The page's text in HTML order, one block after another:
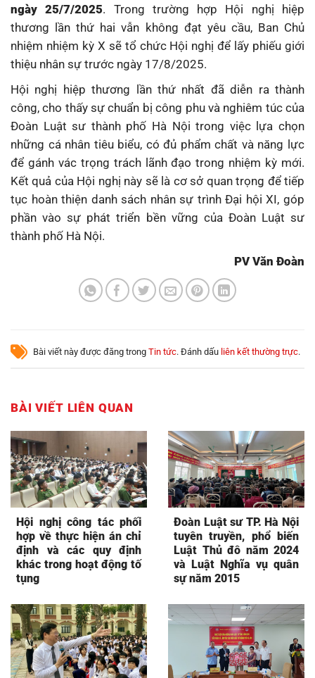
ngày 25/7/2025. Trong trường hợp Hội nghị hiệp
thương lần thứ hai vẫn không đạt yêu cầu, Ban Chủ
nhiệm nhiệm kỳ X sẽ tổ chức Hội nghị để lấy phiếu giới
thiệu nhân sự trước ngày 17/8/2025.
Hội nghị hiệp thương lần thứ nhất đã diễn ra thành
công, cho thấy sự chuẩn bị công phu và nghiêm túc của
Đoàn Luật sư thành phố Hà Nội trong việc lựa chọn
những cá nhân tiêu biểu, có đủ phẩm chất và năng lực
để gánh vác trọng trách lãnh đạo trong nhiệm kỳ mới.
Kết quả của Hội nghị này sẽ là cơ sở quan trọng để tiếp
tục hoàn thiện danh sách nhân sự trình Đại hội XI, góp
phần vào sự phát triển bền vững của Đoàn Luật sư
thành phố Hà Nội.
PV Văn Đoàn
Bài viết này được đăng trong Tin tức. Đánh dấu liên kết thường trực.
BÀI VIẾT LIÊN QUAN
Hội nghị công tác phối
hợp về thực hiện án chỉ
định và các quy định
khác trong hoạt động tố
tụng
Đoàn Luật sư TP. Hà Nội
tuyên truyền, phổ biến
Luật Thủ đô năm 2024
và Luật Nghĩa vụ quân
sự năm 2015